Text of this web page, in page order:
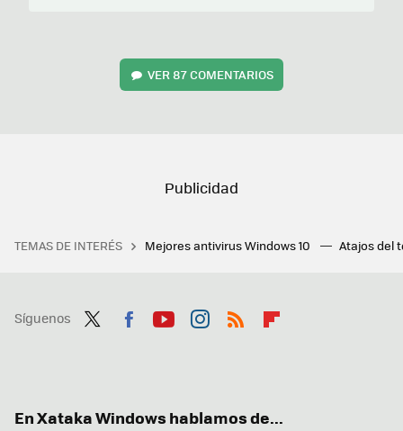
VER87 COMENTARIOS
TEMAS DE INTERÉS Mejores antivirus Windows 10 Atajos del
Síguenos
En Xataka Windows hablamos de...